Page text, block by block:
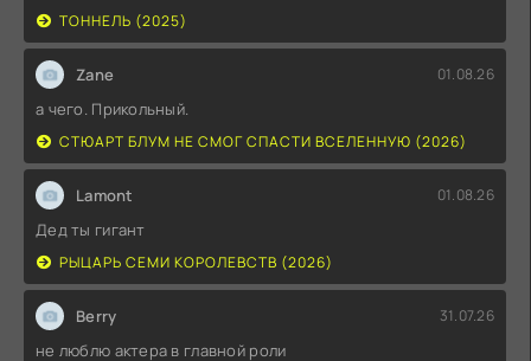
ТОННЕЛЬ (2025)
Zane 01.08.26
а чего. Прикольный.
СТЮАРТ БЛУМ НЕ СМОГ СПАСТИ ВСЕЛЕННУЮ (2026)
Lamont 01.08.26
Дед ты гигант
РЫЦАРЬ СЕМИ КОРОЛЕВСТВ (2026)
Berry 31.07.26
не люблю актера в главной роли